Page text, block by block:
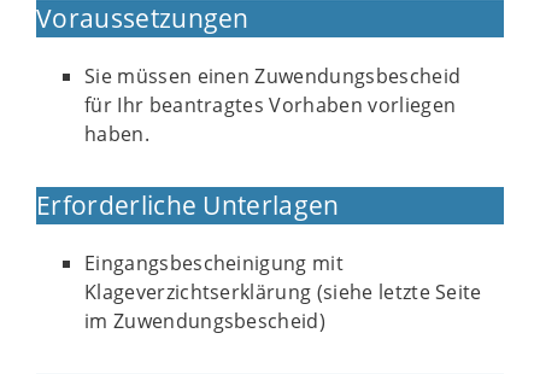
Voraussetzungen
Sie müssen einen Zuwendungsbescheid
für Ihr beantragtes Vorhaben vorliegen
haben.
Erforderliche Unterlagen
Eingangsbescheinigung mit
Klageverzichtserklärung (siehe letzte Seite
im Zuwendungsbescheid)